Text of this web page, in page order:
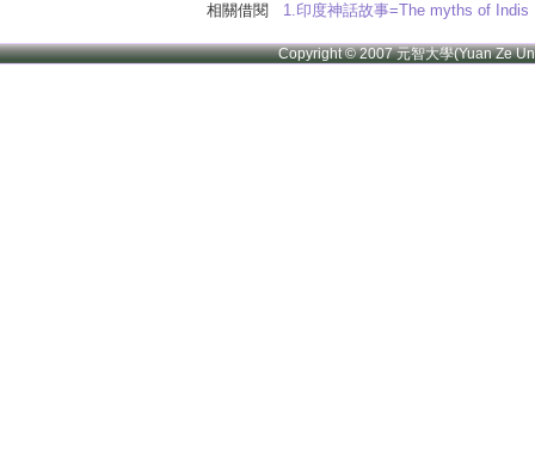
相關借閱 1.印度神話故事=The myths of Indis
Copyright © 2007 元智大學(Yuan Ze